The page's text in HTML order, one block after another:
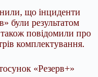
що інциденти
були результатом
також повідомили про
комплектування.
«Резерв+»